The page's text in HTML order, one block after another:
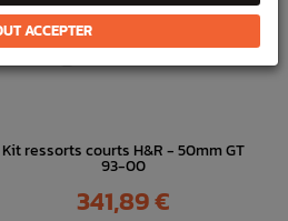
LA MÊME
Kit ressorts courts H&R - 50mm GT
93-00
Prix
341,89 €
ACCEPTER